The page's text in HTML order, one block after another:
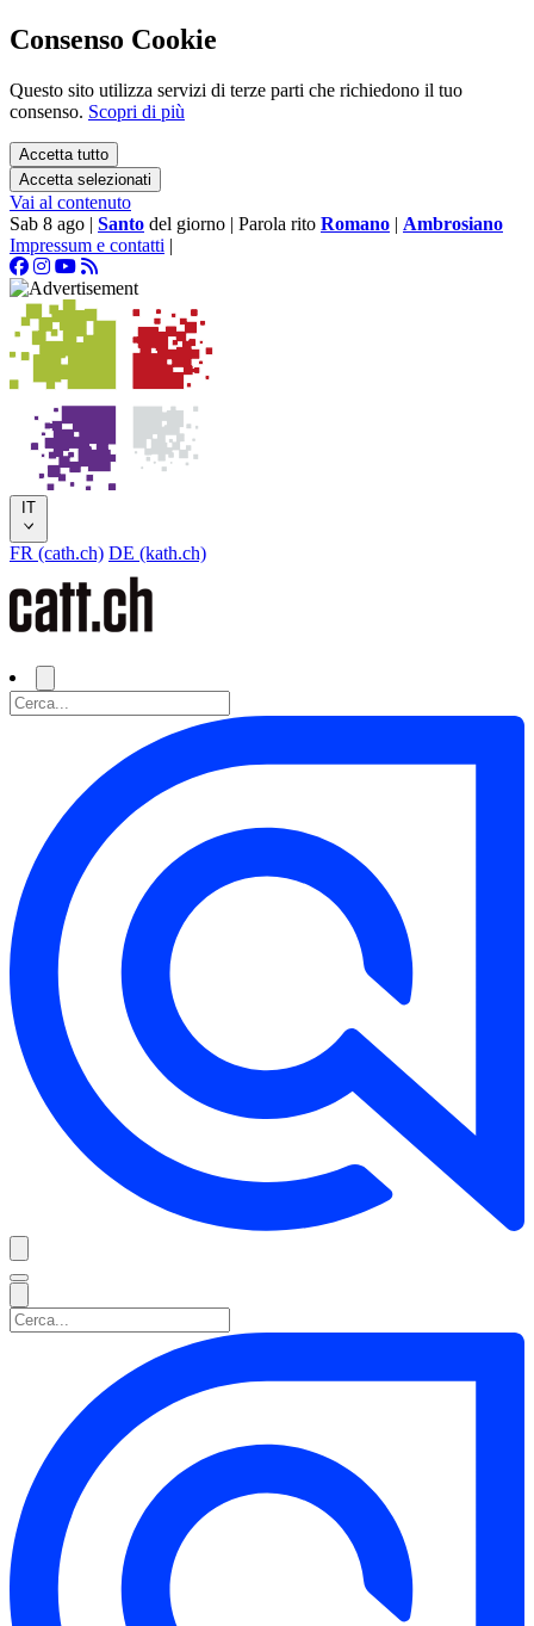
Consenso Cookie
Questo sito utilizza servizi di terze parti che richiedono il tuo
consenso. Scopri di più
Accetta tutto
Accetta selezionati
Vai al contenuto
Sab 8 ago | Santo del giorno | Parola rito Romano | Ambrosiano
Impressum e contatti |
IT
FR (cath.ch) DE (kath.ch)